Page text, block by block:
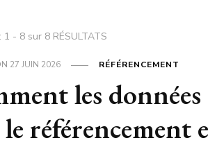
- 8 sur 8 RÉSULTATS
27 JUIN 2026 RÉFÉRENCEMENT
les
le